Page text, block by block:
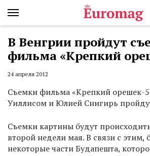
В Венгрии пройдут
фильма «Крепкий
24 апреля 2012
Съемки фильма «Крепкий орешек-
Уиллисом и Юлией Снигирь
Cъемки картины будут
второй недели мая. В связи с этим,
некоторые части Будапешта,